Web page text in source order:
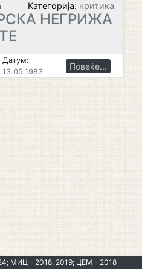
Категорија: критика
НЕГРИЖА
Датум:
13.05.1983
Повеќе...
МИЦ - 2018, 2019; ЦЕМ - 2018